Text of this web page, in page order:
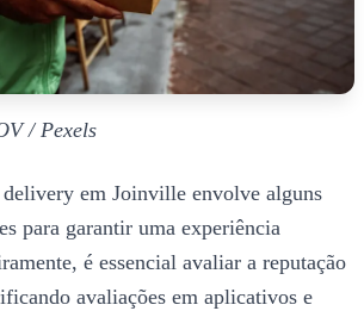
/ Pexels
em Joinville envolve alguns
para garantir uma experiência
é essencial avaliar a reputação
avaliações em aplicativos e